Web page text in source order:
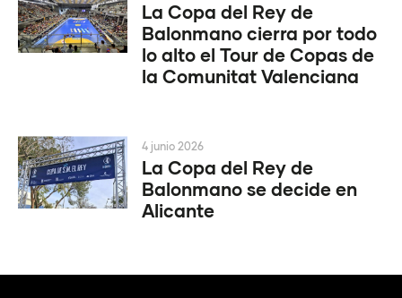
La Copa del Rey de
Balonmano cierra por todo
lo alto el Tour de Copas de
la Comunitat Valenciana
La Copa del Rey de
Balonmano se decide en
Alicante
4 junio 2026